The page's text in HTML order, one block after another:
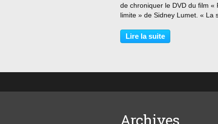
de chroniquer le DVD du film «
limite » de Sidney Lumet. « La
être d’accord, c’est qu’il n’y a
responsable » La défaillance
Lire la suite
Archives